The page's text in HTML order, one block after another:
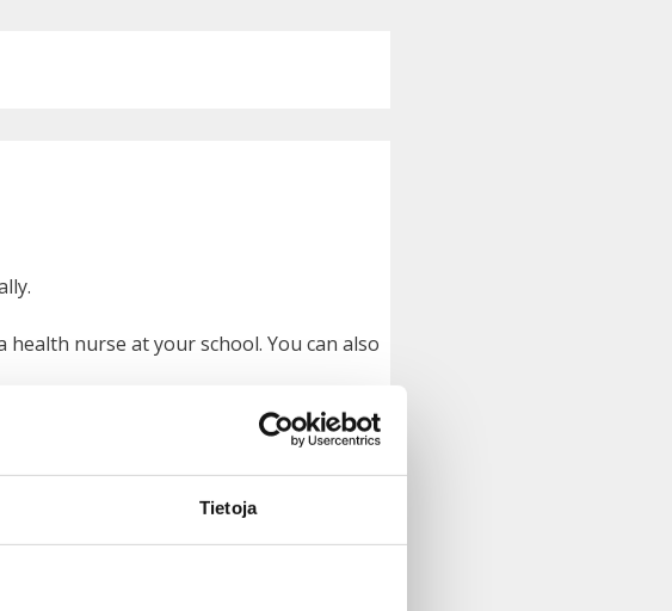
Tietoja
nurse at your school. You can also
area.